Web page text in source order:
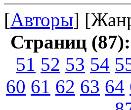
[Авторы]
Страниц (87):
51 52 53 54
60 61 62 63 64